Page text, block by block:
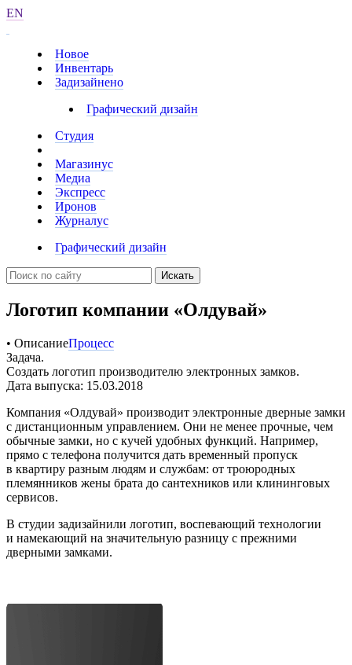
EN
Новое
Инвентарь
Задизайнено
Графический дизайн
Студия
Магазинус
Медиа
Экспресс
Иронов
Журналус
Графический дизайн
Искать
Логотип компании «Олдувай»
• ОписаниеПроцесс
Задача.
Создать логотип производителю электронных замков.
Дата выпуска: 15.03.2018
Компания «Олдувай» производит электронные дверные замки
с дистанционным управлением. Они не менее прочные, чем
обычные замки, но с кучей удобных функций. Например,
прямо с телефона получится дать временный пропуск
в квартиру разным людям и службам: от троюродных
племянников жены брата до сантехников или клининговых
сервисов.
В студии задизайнили логотип, воспевающий технологии
и намекающий на значительную разницу с прежними
дверными замками.